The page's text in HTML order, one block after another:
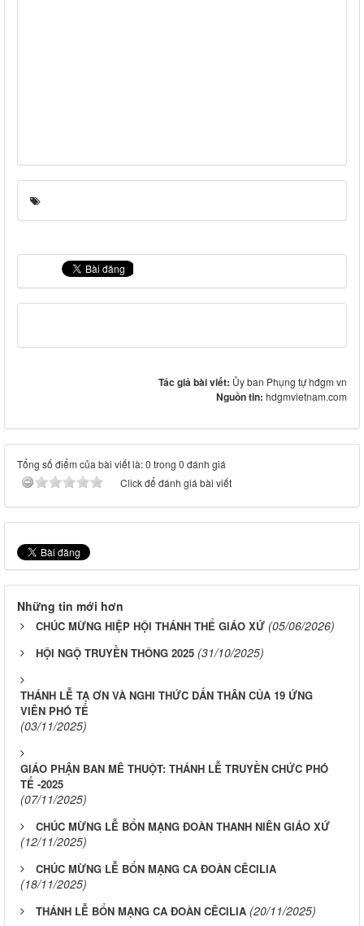
Tác giả bài viết: Ủy ban Phụng tự hđgm vn
Nguồn tin: hdgmvietnam.com
Tổng số điểm của bài viết là: 0 trong 0 đánh giá
Click để đánh giá bài viết
Những tin mới hơn
CHÚC MỪNG HIỆP HỘI THÁNH THỂ GIÁO XỨ (05/06/2026)
HỘI NGỘ TRUYỀN THÔNG 2025 (31/10/2025)
THÁNH LỄ TẠ ƠN VÀ NGHI THỨC DẤN THÂN CỦA 19 ỨNG
VIÊN PHÓ TẾ
(03/11/2025)
GIÁO PHẬN BAN MÊ THUỘT: THÁNH LỄ TRUYỀN CHỨC PHÓ
TẾ -2025
(07/11/2025)
CHÚC MỪNG LỄ BỔN MẠNG ĐOÀN THANH NIÊN GIÁO XỨ
(12/11/2025)
CHÚC MỪNG LỄ BỔN MẠNG CA ĐOÀN CÊCILIA
(18/11/2025)
THÁNH LỄ BỔN MẠNG CA ĐOÀN CÊCILIA (20/11/2025)